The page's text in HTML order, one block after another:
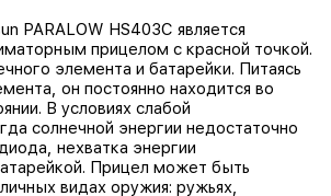
PARALOW HS403C является
прицелом с красной точкой.
элемента и батарейки. Питаясь
он постоянно находится во
В условиях слабой
солнечной энергии недостаточно
нехватка энергии
Прицел может быть
видах оружия: ружьях,